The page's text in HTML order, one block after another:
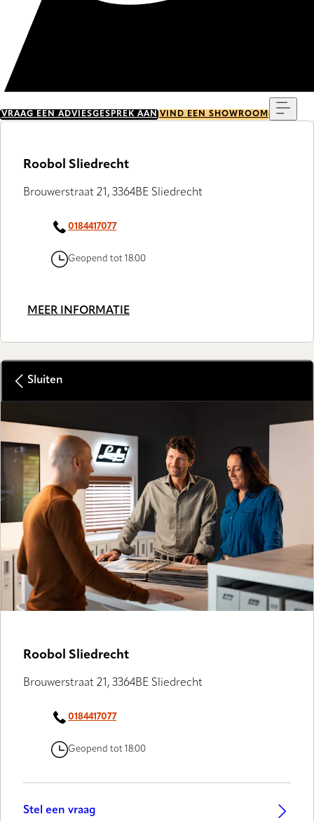
VRAAG EEN ADVIESGESPREK AAN VIND EEN SHOWROOM
Roobol Sliedrecht
Brouwerstraat 21, 3364BE Sliedrecht
0184417077
Geopend tot 18:00
MEER INFORMATIE
Sluiten
Roobol Sliedrecht
Brouwerstraat 21, 3364BE Sliedrecht
0184417077
Geopend tot 18:00
Stel een vraag